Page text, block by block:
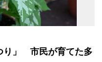
り」 市民が育てた多